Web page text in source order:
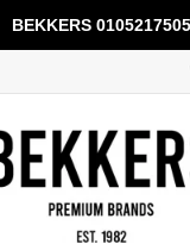
BEKKERS 0105217505